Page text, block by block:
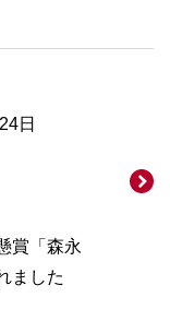
日
賞「森永
ました